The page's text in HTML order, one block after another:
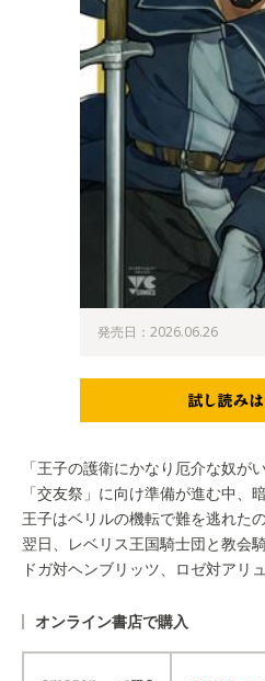
発売日：2026.06.26
「王子の護衛にかなり厄介な奴がい
「交友祭」に向け準備が進む中、
王子はベリルの機転で難を逃れたの
翌日、レベリス王国騎士団と教会
ドガ対ヘンブリッツ、ロゼ対アリ
オンライン書店で購入